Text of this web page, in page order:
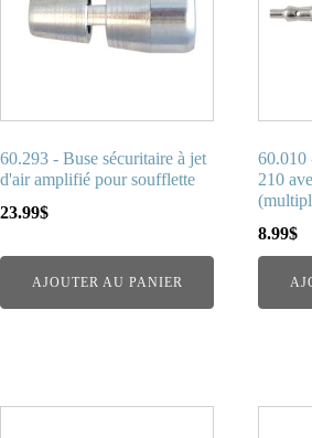
60.293 - Buse sécuritaire à jet
d'air amplifié pour soufflette
23.99$
AJOUTER AU PANIER
60.010
210
8.99$